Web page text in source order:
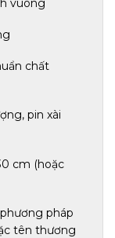
vuông
chất
pin xài
cm (hoặc
pháp
tên thương